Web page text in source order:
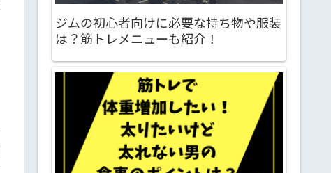
ジムの初心者向けに必要な持ち物や服装
は？筋トレメニューも紹介！